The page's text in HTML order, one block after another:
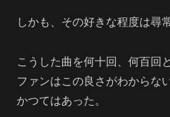
しかも、その好きな程度は尋
こうした曲を何十回、何百回
ファンはこの良さがわからな
かつてはあった。